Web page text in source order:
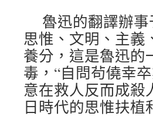
魯迅的翻譯辦
思惟、文明、主義
養分，這是魯迅的
毒，“自問茍僥幸
意在救人反而成殺
日時代的思惟扶